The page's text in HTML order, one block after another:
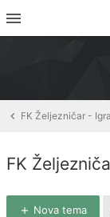
FK Željezničar -
FK
Nova tema